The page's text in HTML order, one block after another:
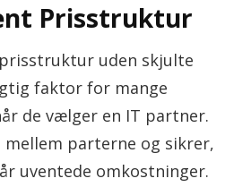
Prisstruktur
uden skjulte
faktor for mange
de vælger en IT partner.
parterne og sikrer,
uventede omkostninger.